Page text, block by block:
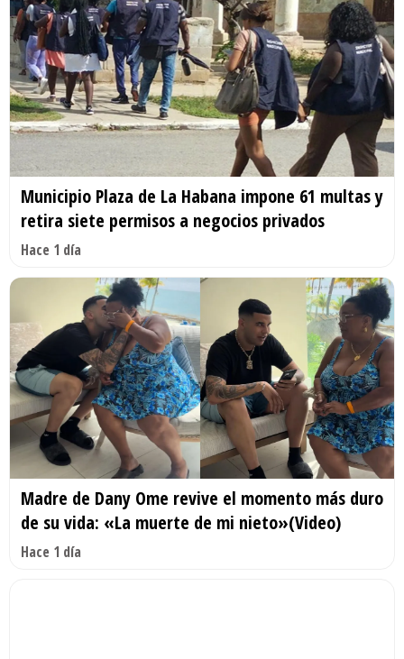
Municipio Plaza de La Habana impone 61 multas y
retira siete permisos a negocios privados
Hace 1 día
Madre de Dany Ome revive el momento más duro
de su vida: «La muerte de mi nieto»(Video)
Hace 1 día